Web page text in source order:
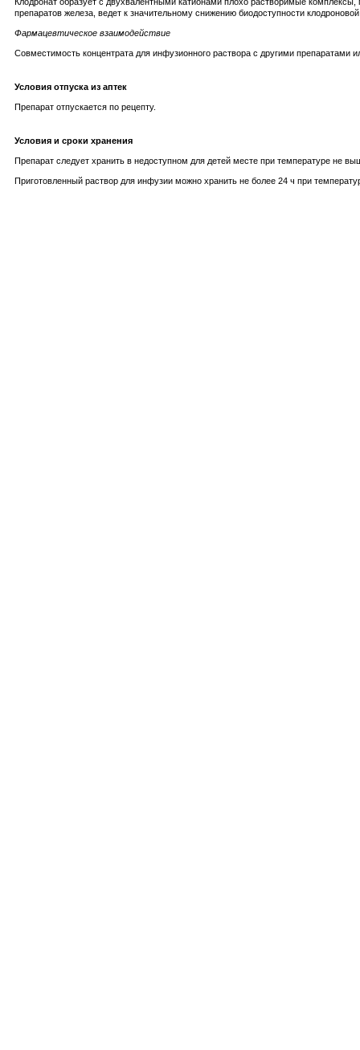
препаратов железа, ведет к значительному снижению биодоступности
Фармацевтическое взаимодействие
Совместимость концентрата для инфузионного раствора с другими препаратами
Условия отпуска из аптек
Препарат отпускается по рецепту.
Условия и сроки хранения
Препарат следует хранить в недоступном для детей месте при температуре не
Приготовленный раствор для инфузии можно хранить не более 24 ч при